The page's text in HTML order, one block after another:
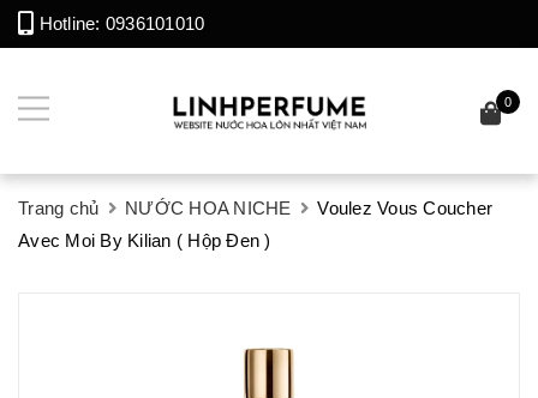
Hotline: 0936101010
0
Trang chủ NƯỚC HOA NICHE
Voulez Vous Coucher
Avec Moi By Kilian ( Hộp Đen )